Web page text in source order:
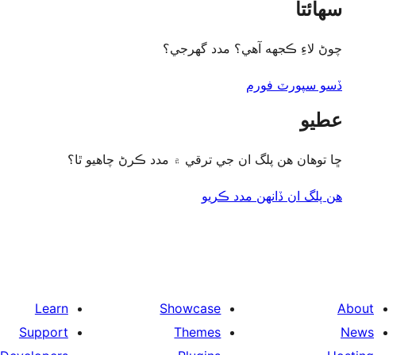
سھائتا
چوڻ لاءِ ڪجهه آهي؟ مدد گهرجي؟
ڏسو سپورٽ فورم
عطيو
ڇا توھان ھن پلگ ان جي ترقي ۾ مدد ڪرڻ چاھيو ٿا؟
هن پلگ ان ڏانھن مدد ڪريو
About
News
Showcase
Themes
Learn
Support